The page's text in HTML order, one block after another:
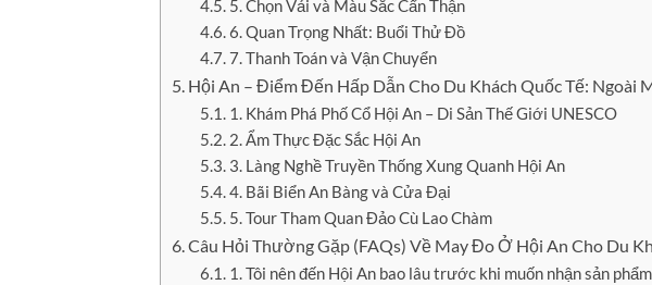
5. Chọn Vải và Màu Sắc Cẩn Thận
6. Quan Trọng Nhất: Buổi Thử Đồ
7. Thanh Toán và Vận Chuyển
Hội An – Điểm Đến Hấp Dẫn Cho Du Khách Quốc Tế: Ngoài
1. Khám Phá Phố Cổ Hội An – Di Sản Thế Giới UNESCO
2. Ẩm Thực Đặc Sắc Hội An
3. Làng Nghề Truyền Thống Xung Quanh Hội An
4. Bãi Biển An Bàng và Cửa Đại
5. Tour Tham Quan Đảo Cù Lao Chàm
Câu Hỏi Thường Gặp (FAQs) Về May Đo Ở Hội An Cho Du
1. Tôi nên đến Hội An bao lâu trước khi muốn nhận sản